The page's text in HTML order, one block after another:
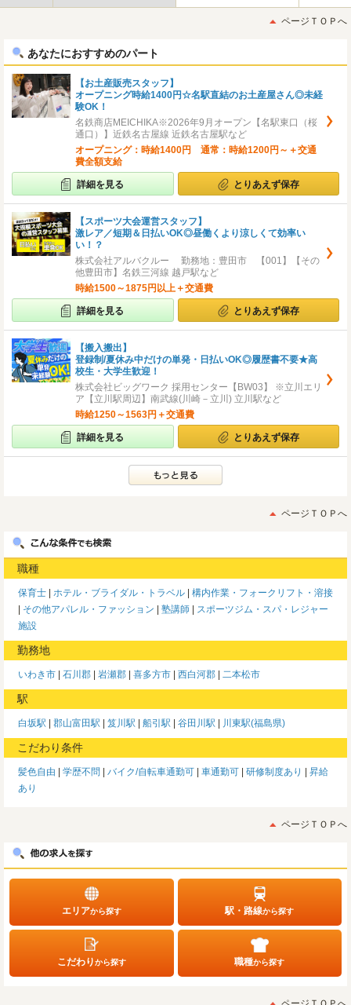
後
ページＴＯＰへ
あなたにおすすめのパート
【お土産販売スタッフ】
オープニング時給1400円☆名駅直結のお土産屋さん◎未経
験OK！
名鉄商店MEICHIKA※2026年9月オープン【名駅東口（桜
通口）】近鉄名古屋線 近鉄名古屋駅など
オープニング：時給1400円 通常：時給1200円～＋交通
費全額支給
詳細を見る とりあえず保存
【スポーツ大会運営スタッフ】
激レア／短期＆日払いOK◎昼働くより涼しくて効率い
い！？
株式会社アルバクルー 勤務地：豊田市 【001】【その
他豊田市】名鉄三河線 越戸駅など
時給1500～1875円以上＋交通費
詳細を見る とりあえず保存
【搬入搬出】
登録制/夏休み中だけの単発・日払いOK◎履歴書不要★高
校生・大学生歓迎！
株式会社ビッグワーク 採用センター【BW03】 ※立川エリ
ア【立川駅周辺】南武線(川崎－立川) 立川駅など
時給1250～1563円＋交通費
詳細を見る とりあえず保存
ページＴＯＰへ
職種
保育士 ホテル・ブライダル・トラベル
構内作業・フォークリフト・溶接
その他アパレル・ファッション
塾講師
スポーツジム・スパ・レジャー
施設
勤務地
いわき市 石川郡 岩瀬郡 喜多方市 西白河郡 二本松市
駅
白坂駅 郡山富田駅 笈川駅 船引駅 谷田川駅 川東駅(福島県)
こだわり条件
髪色自由 学歴不問 バイク/自転車通勤可 車通勤可 研修制度あり
昇給
あり
ページＴＯＰへ
エリアから探す 駅・路線から探す
こだわりから探す 職種から探す